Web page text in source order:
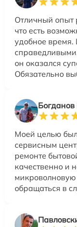
Отличный опыт
что есть
удобное
он оказался
Обязательно
Моей целью
сервисным
ремонте
качественно и
обращаться в